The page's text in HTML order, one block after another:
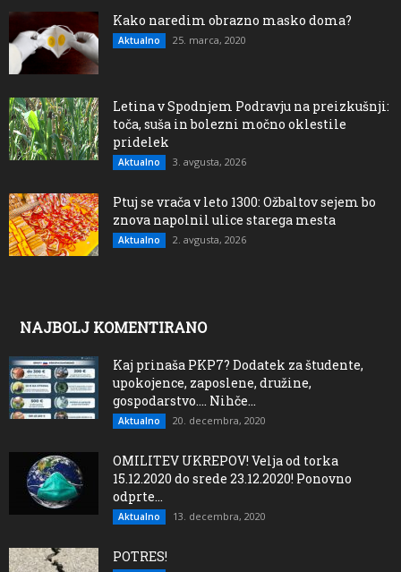
Kako naredim obrazno masko doma?
Aktualno 25. marca, 2020
Letina v Spodnjem Podravju na preizkušnji:
toča, suša in bolezni močno oklestile
pridelek
Aktualno 3. avgusta, 2026
Ptuj se vrača v leto 1300: Ožbaltov sejem bo
znova napolnil ulice starega mesta
Aktualno 2. avgusta, 2026
NAJBOLJ KOMENTIRANO
Kaj prinaša PKP7? Dodatek za študente,
upokojence, zaposlene, družine,
gospodarstvo…. Nihče...
Aktualno 20. decembra, 2020
OMILITEV UKREPOV! Velja od torka
15.12.2020 do srede 23.12.2020! Ponovno
odprte...
Aktualno 13. decembra, 2020
POTRES!